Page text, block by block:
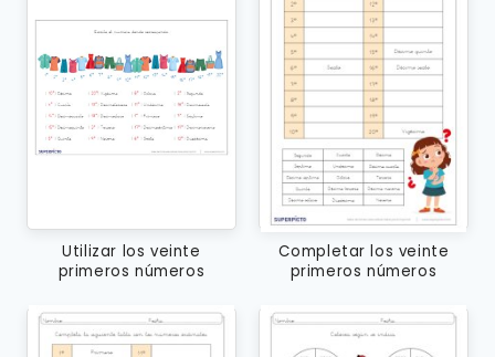
Utilizar los veinte
primeros números
Completar los veinte
primeros números